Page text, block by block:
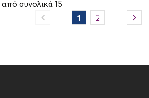
από συνολικά 15
1
2